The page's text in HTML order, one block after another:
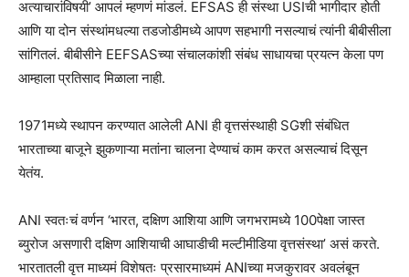
अत्याचारांविषयी’ आपलं म्हणणं मांडलं. EFSAS ही संस्था USIची भागीदार होती
आणि या दोन संस्थांमधल्या तडजोडीमध्ये आपण सहभागी नसल्याचं त्यांनी बीबीसीला
सांगितलं. बीबीसीने EEFSASच्या संचालकांशी संबंध साधायचा प्रयत्न केला पण
आम्हाला प्रतिसाद मिळाला नाही.
1971मध्ये स्थापन करण्यात आलेली ANI ही वृत्तसंस्थाही SGशी संबंधित
भारताच्या बाजूने झुकणाऱ्या मतांना चालना देण्याचं काम करत असल्याचं दिसून
येतंय.
ANI स्वतःचं वर्णन ‘भारत, दक्षिण आशिया आणि जगभरामध्ये 100पेक्षा जास्त
ब्युरोज असणारी दक्षिण आशियाची आघाडीची मल्टीमीडिया वृत्तसंस्था’ असं करते.
भारतातली वृत्त माध्यमं विशेषतः प्रसारमाध्यमं ANIच्या मजकुरावर अवलंबून